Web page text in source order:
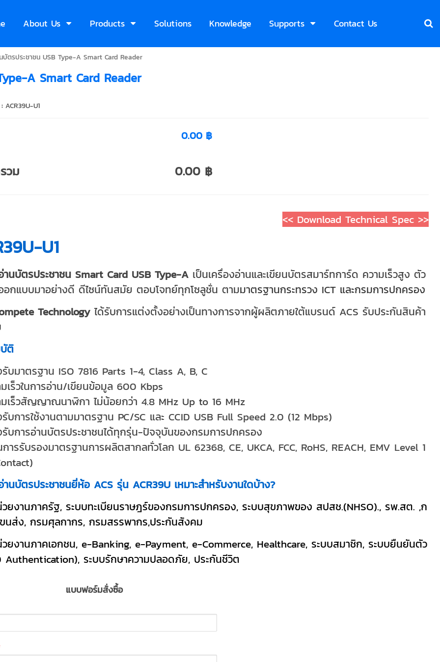
About Us Products Solutions Knowledge Supports Contact Us
บัตรประชาชน USB Type-A Smart Card Reader
A Smart Card Reader
ACR39U-U1
0.00 ฿
วม 0.00 ฿
<< Download Technical Spec >>
U1
านบัตรประชาชน Smart Card USB Type-A เป็นเครื่องอ่านและเขียนบัตรสมาร์ทการ์ด ความเร็วสูง ตัว
อกแบบมาอย่างดี ดีไซน์ทันสมัย ตอบโจทย์ทุกโซลูชั่น ตามมาตรฐานกระทรวง ICT และกรมการปกครอง
Technology ได้รับการแต่งตั้งอย่างเป็นทางการจากผู้ผลิตภายใต้แบรนด์ ACS รับประกันสินค้า
ติ
บมาตรฐาน ISO 7816 Parts 1-4, Class A, B, C
เร็วในการอ่าน/เขียนข้อมูล 600 Kbps
มเร็วสัญญาณนาฬิกา ไม่น้อยกว่า 4.8 MHz Up to 16 MHz
บการใช้งานตามมาตรฐาน PC/SC และ CCID USB Full Speed 2.0 (12 Mbps)
รับการอ่านบัตรประชาชนได้ทุกรุ่น-ปัจจุบันของกรมการปกครอง
ารรับรองมาตรฐานการผลิตสากลทั่วโลก UL 62368, CE, UKCA, FCC, RoHS, REACH, EMV Level 1
านบัตรประชาชนยี่ห้อ ACS รุ่น ACR39U เหมาะสำหรับงานใดบ้าง?
วยงานภาครัฐ, ระบบทะเบียนราษฎร์ของกรมการปกครอง, ระบบสุขภาพของ สปสช.(NHSO)., รพ.สต. ,ก
นส่ง, กรมศุลกากร, กรมสรรพากร,ประกันสังคม
วยงานภาคเอกชน, e-Banking, e-Payment, e-Commerce, Healthcare, ระบบสมาชิก, ระบบยืนยันตัว
Authentication), ระบบรักษาความปลอดภัย, ประกันชีวิต
แบบฟอร์มสั่งซื้อ